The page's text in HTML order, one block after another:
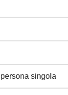
singola